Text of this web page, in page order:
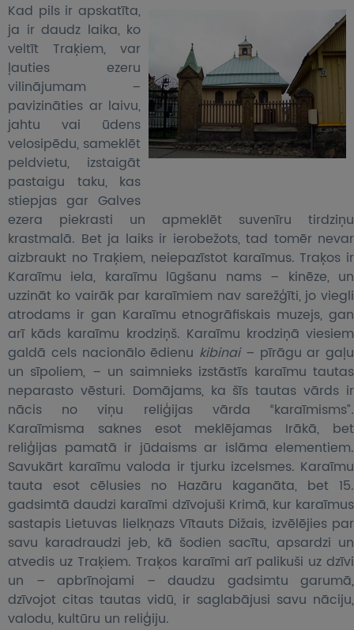
Kad pils ir apskatīta,
ja ir daudz laika, ko
veltīt Traķiem, var
ļauties ezeru
vilinājumam –
pavizināties ar laivu,
jahtu vai ūdens
velosipēdu, sameklēt
peldvietu, izstaigāt
pastaigu taku, kas
stiepjas gar Galves
ezera piekrasti un apmeklēt suvenīru tirdziņu
krastmalā. Bet ja laiks ir ierobežots, tad tomēr nevar
aizbraukt no Traķiem, neiepazīstot karaīmus. Traķos ir
Karaīmu iela, karaīmu lūgšanu nams – kinēze, un
uzzināt ko vairāk par karaīmiem nav sarežģīti, jo viegli
atrodams ir gan Karaīmu etnogrāfiskais muzejs, gan
arī kāds karaīmu krodziņš. Karaīmu krodziņā viesiem
galdā cels nacionālo ēdienu kibinai – pīrāgu ar gaļu
un sīpoliem, – un saimnieks izstāstīs karaīmu tautas
neparasto vēsturi. Domājams, ka šīstautas vārds ir
nācis no viņu reliģijas vārda “karaīmisms”.
Karaīmisma saknes esot meklējamas Irākā, bet
reliģijas pamatā ir jūdaisms ar islāma elementiem.
Savukārt karaīmu valoda ir tjurku izcelsmes. Karaīmu
tauta esot cēlusies no Hazāru kaganāta, bet 15.
gadsimtā daudzi karaīmi dzīvojuši Krimā, kur karaīmus
sastapis Lietuvas lielkņazs Vītauts Dižais, izvēlējies par
savu karadraudzi jeb, kā šodien sacītu, apsardzi un
atvedis uz Traķiem. Traķos karaīmi arī palikuši uz dzīvi
un – apbrīnojami – daudzu gadsimtu garumā,
dzīvojot citas tautas vidū, ir saglabājusi savu nāciju,
valodu, kultūru un reliģiju.